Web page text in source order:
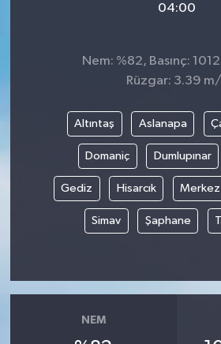
04:00
Nem: %82, Basınç:
Rüzgar: 3.39
Altıntaş Aslanapa
Domaniç Dumlupınar
Gediz Hisarcık Merkez
Simav Şaphane
NEM